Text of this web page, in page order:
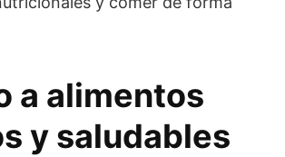
a alimentos
y saludables